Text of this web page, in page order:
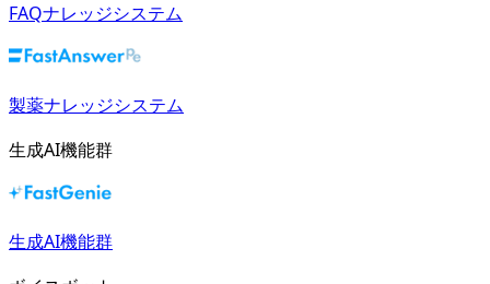
FAQナレッジシステム
製薬ナレッジシステム
生成AI機能群
生成AI機能群